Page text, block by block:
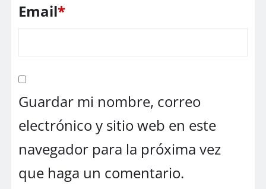
Email*
Guardar mi nombre, correo
electrónico y sitio web en este
navegador para la próxima vez
que haga un comentario.